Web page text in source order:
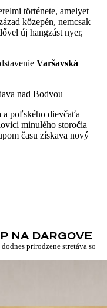
története, amelyet
közepén, nemcsak
új hangzást nyer,
Varšavská
nad Bodvou
poľského dievčaťa
minulého storočia
času získava nový
NA DARGOVE
prirodzene stretáva so